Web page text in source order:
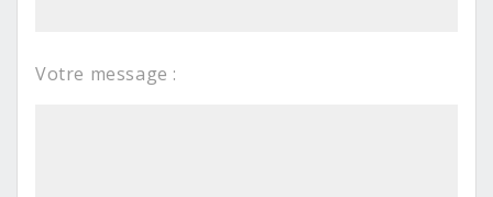
Votre message :